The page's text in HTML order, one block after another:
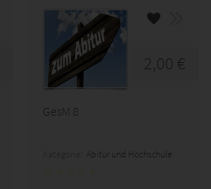
2,00 €
GesM 8
Abitur und Hochschule